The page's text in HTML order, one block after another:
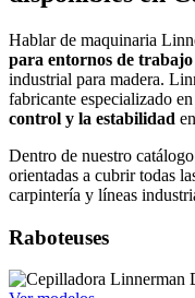
Hablar de maquinaria
para entornos de trabajo
industrial para madera.
fabricante especializado
control y la estabilidad
Dentro de nuestro
orientadas a cubrir todas
carpintería y líneas
Raboteuses